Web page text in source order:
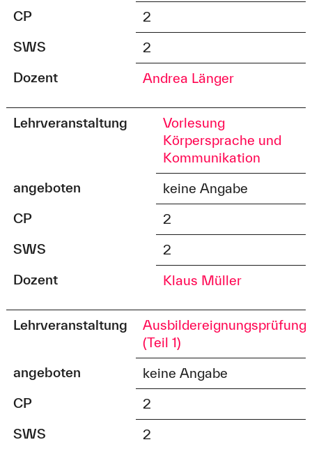
CP
2
SWS
2
Dozent
Andrea Länger
Lehrveranstaltung
Vorlesung
Körpersprache und
Kommunikation
angeboten
keine Angabe
CP
2
SWS
2
Dozent
Klaus Müller
Lehrveranstaltung
Ausbildereignungsprüfung
(Teil 1)
angeboten
keine Angabe
CP
2
SWS
2